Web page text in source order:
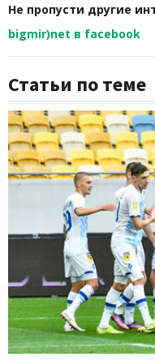
Не пропусти другие
bigmir)net в facebook
Статьи по теме